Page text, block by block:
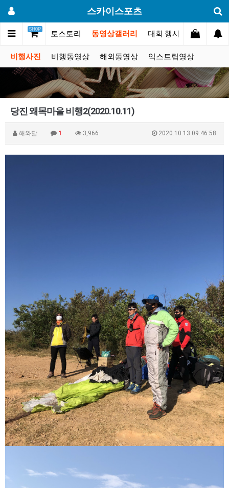
스카이스포츠
SHOP
커뮤니티 포토스토리 동영상갤러리 대회.행사 쇼핑몰
비행사진 비행동영상 해외동영상 익스트림영상
당진 왜목마을 비행2(2020.10.11)
해와달 1 3,966 2020.10.13 09:46:58